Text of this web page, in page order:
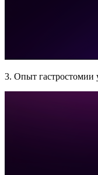
3. Опыт